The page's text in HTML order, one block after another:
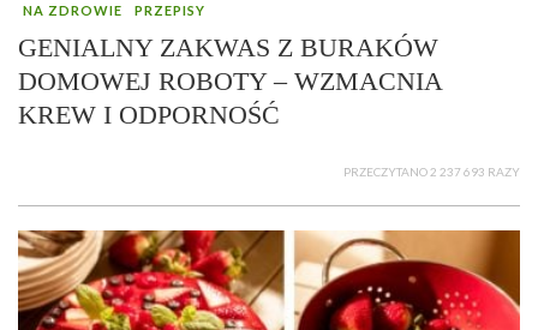
NA ZDROWIE PRZEPISY
GENIALNY ZAKWAS Z BURAKÓW
DOMOWEJ ROBOTY – WZMACNIA
KREW I ODPORNOŚĆ
PRZECZYTANO 2 237 693 RAZY